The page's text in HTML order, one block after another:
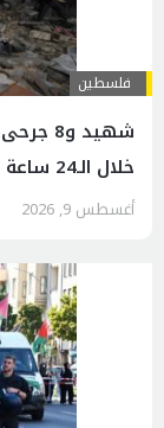
فلسطين
شهيد
خلال الـ24 ساعة الماضية
أغسطس 9, 2026